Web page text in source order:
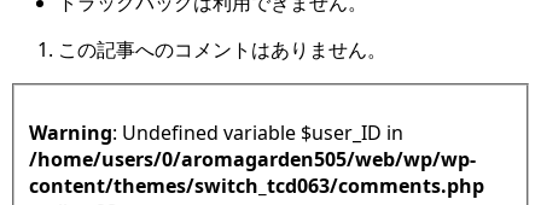
この記事へのコメントはありません。
Warning : Undefined variable $user_ID in
/home/users/0/aromagarden505/web/wp/wp-
content/themes/switch_tcd063/comments.php